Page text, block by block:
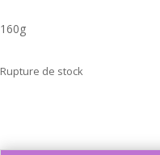
160g
Rupture de stock